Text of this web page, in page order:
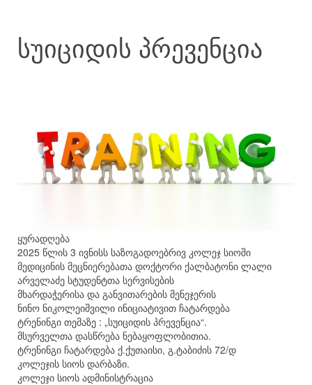
სუიციდის პრევენცია
ყურადღება
2025 წლის 3 ივნისს საზოგადოებრივ კოლეჯ სიოში
მედიცინის მეცნიერებათა დოქტორი ქალბატონი ლალი
არველაძე სტუდენტთა სერვისების
მხარდაჭერისა და განვითარების მენეჯერის
ნინო ნიკოლეიშვილი ინიციატივით ჩატარდება
ტრენინგი თემაზე : „სუიციდის პრევენცია“.
მსურველთა დასწრება ნებაყოფლობითია.
ტრენინგი ჩატარდება ქ.ქუთაისი, გ.ტაბიძის 72/დ
კოლეჯის სიოს დარბაზი.
კოლეჯი სიოს ადმინისტრაცია